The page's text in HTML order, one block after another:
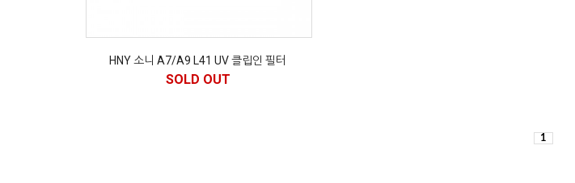
HNY 소니 A7/A9 L41 UV 클립인 필터
SOLD OUT
1